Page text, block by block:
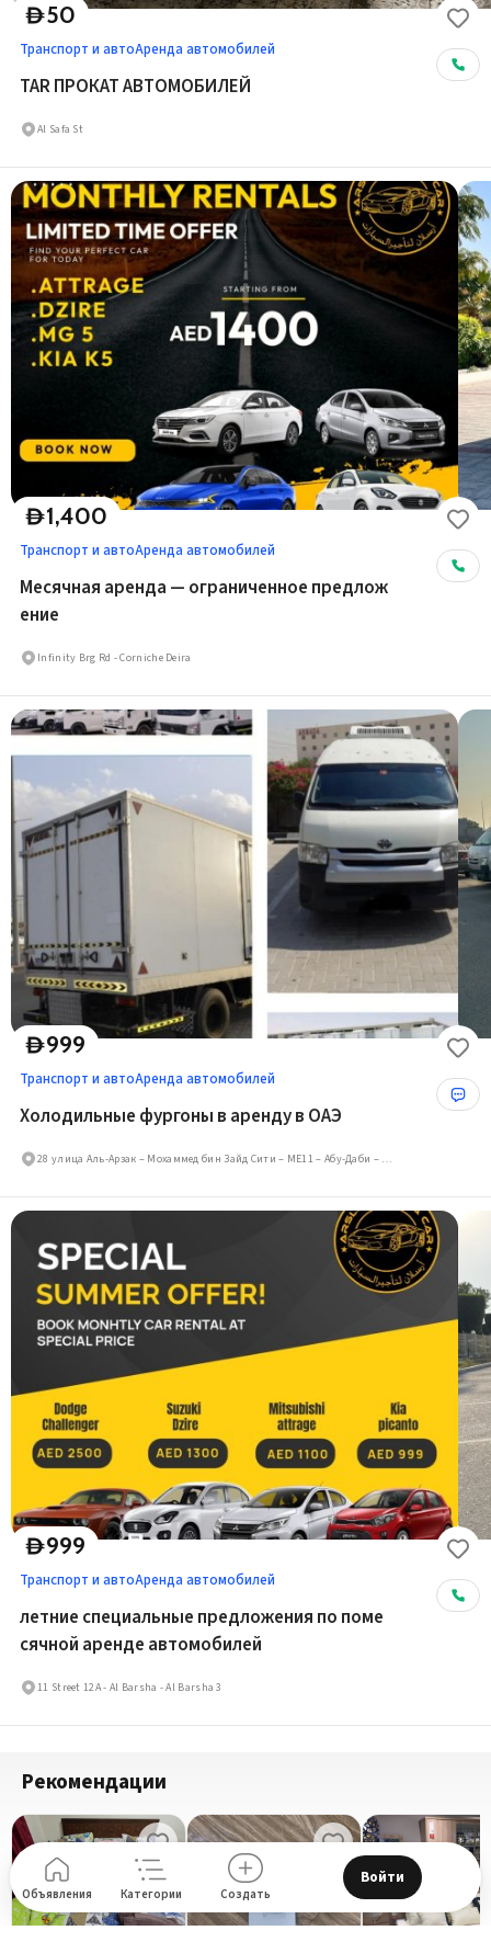
Объявления Категории Создать
Войти
D50
Транспорт и автоАренда автомобилей
TAR ПРОКАТ АВТОМОБИЛЕЙ
Al Safa St
D1,400
Транспорт и автоАренда автомобилей
Месячная аренда — ограниченное предлож
ение
Infinity Brg Rd - Corniche Deira
D999
Транспорт и автоАренда автомобилей
Холодильные фургоны в аренду в ОАЭ
28 улица Аль-Арзак – Мохаммед бин Зайд Сити – МЕ11 – Абу-Даби – Объединённые Арабские Эмираты
D999
Транспорт и автоАренда автомобилей
летние специальные предложения по поме
сячной аренде автомобилей
11 Street 12A - Al Barsha - Al Barsha 3
Рекомендации